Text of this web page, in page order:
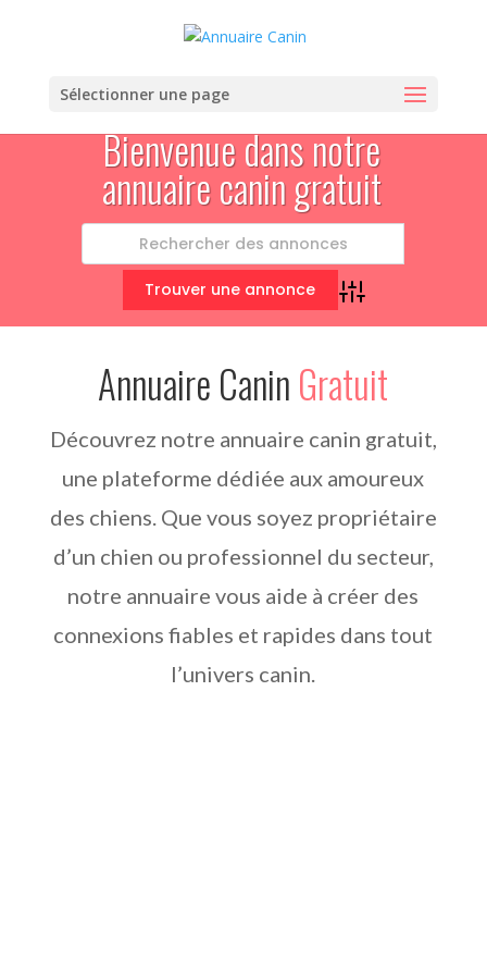
Sélectionner une page
Bienvenue dans notre
annuaire canin gratuit
Advanced Search
Annuaire CaninGratuit
Découvrez notre annuaire canin gratuit,
une plateforme dédiée aux amoureux
des chiens. Que vous soyez propriétaire
d’un chien ou professionnel du secteur,
notre annuaire vous aide à créer des
connexions fiables et rapides dans tout
l’univers canin.